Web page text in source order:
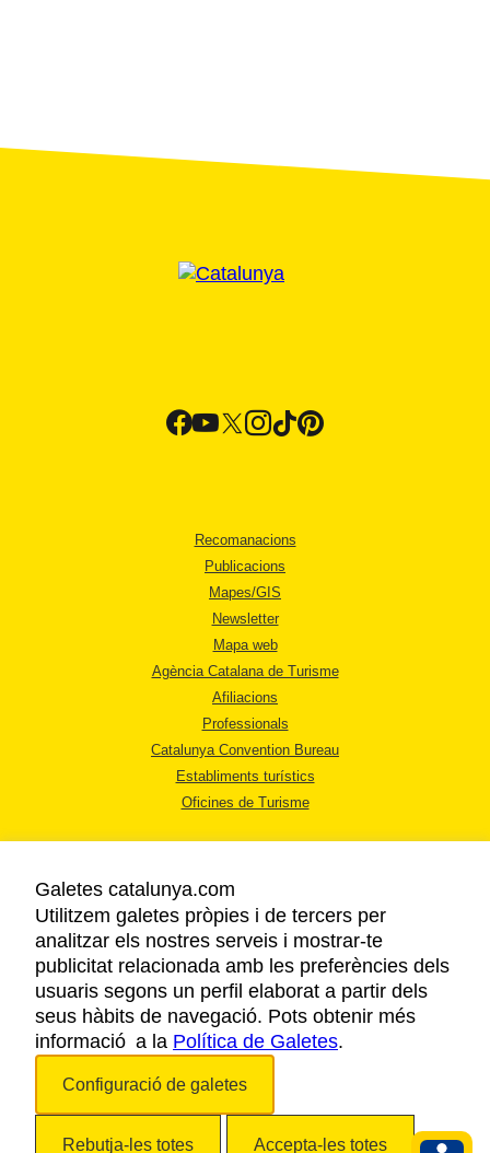
Recomanacions
Publicacions
Mapes/GIS
Newsletter
Mapa web
Agència Catalana de Turisme
Afiliacions
Professionals
Catalunya Convention Bureau
Establiments turístics
Oficines de Turisme
AVÍS LEGAL
POLÍTICA DE PRIVACITAT
COOKIES
ACCESSIBILITAT
Galetes catalunya.com
Utilitzem galetes pròpies i de tercers per
analitzar els nostres serveis i mostrar-te
publicitat relacionada amb les preferències dels
usuaris segons un perfil elaborat a partir dels
seus hàbits de navegació. Pots obtenir més
informació a la Política de Galetes.
Configuració de galetes
Rebutja-les totes Accepta-les totes